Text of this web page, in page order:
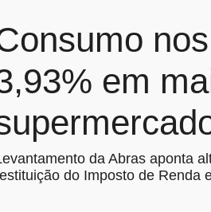
em
da Abras aponta
do Imposto de Renda